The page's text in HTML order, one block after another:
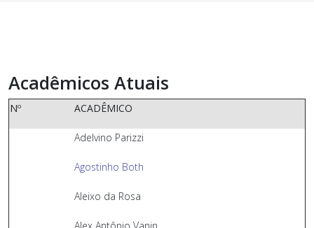
Acadêmicos Atuais
Nº ACADÊMICO
Adelvino Parizzi
Agostinho Both
Aleixo da Rosa